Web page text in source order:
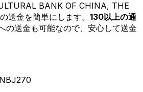
BANK OF CHINA, THE
送金を簡単にします。 130以上の通
の送金も可能なので、安心して送金